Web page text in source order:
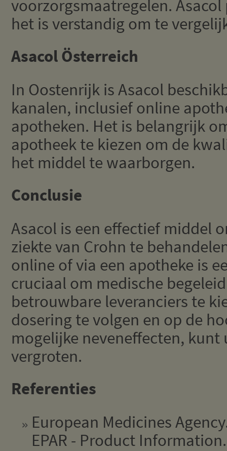
voorzorgsmaatregelen.
het is verstandig om te
Asacol Österreich
In Oostenrijk is Asacol
kanalen, inclusief online
apotheken. Het is belangrijk
apotheek te kiezen om de
het middel te waarborgen.
Conclusie
Asacol is een effectief middel
ziekte van Crohn te
online of via een apotheke is
cruciaal om medische
betrouwbare leveranciers te
dosering te volgen en op de
mogelijke neveneffecten, kunt
vergroten.
Referenties
European Medicines
EPAR - Product Information.